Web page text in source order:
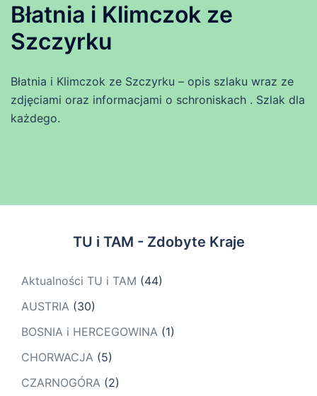
Błatnia i Klimczok ze
Szczyrku
Błatnia i Klimczok ze Szczyrku – opis szlaku wraz ze
zdjęciami oraz informacjami o schroniskach . Szlak dla
każdego.
TU i TAM - Zdobyte Kraje
Aktualności TU i TAM (44)
AUSTRIA (30)
BOSNIA i HERCEGOWINA (1)
CHORWACJA (5)
CZARNOGÓRA (2)